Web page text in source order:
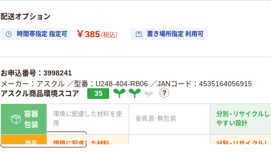
配送オプション
時間帯指定 指定可 ￥385（税込） 置き場所指定 利用可
お申込番号：3998241
メーカー：アスクル ／型番：U248-404-RB06 ／JANコード：4535164056915
アスクル商品環境スコア
35
容器
包装
環境に配慮した材料を使
用
省資源・無包装
分別・リサイクルし
やすい設計
商品
環境に配慮した材料
分別・リサイクルし
詳しく見る